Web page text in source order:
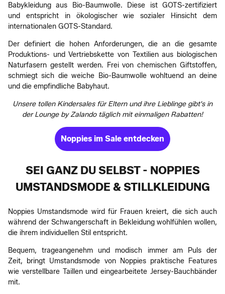
Babykleidung aus Bio-Baumwolle. Diese ist GOTS-zertifiziert
und entspricht in ökologischer wie sozialer Hinsicht dem
internationalen GOTS-Standard.
Der definiert die hohen Anforderungen, die an die gesamte
Produktions- und Vertriebskette von Textilien aus biologischen
Naturfasern gestellt werden. Frei von chemischen Giftstoffen,
schmiegt sich die weiche Bio-Baumwolle wohltuend an deine
und die empfindliche Babyhaut.
Unsere tollen Kindersales für Eltern und ihre Lieblinge gibt's in
der Lounge by Zalando täglich mit einmaligen Rabatten!
Noppies im Sale entdecken
SEI GANZ DU SELBST - NOPPIES
UMSTANDSMODE & STILLKLEIDUNG
Noppies Umstandsmode wird für Frauen kreiert, die sich auch
während der Schwangerschaft in Bekleidung wohlfühlen wollen,
die ihrem individuellen Stil entspricht.
Bequem, trageangenehm und modisch immer am Puls der
Zeit, bringt Umstandsmode von Noppies praktische Features
wie verstellbare Taillen und eingearbeitete Jersey-Bauchbänder
mit.